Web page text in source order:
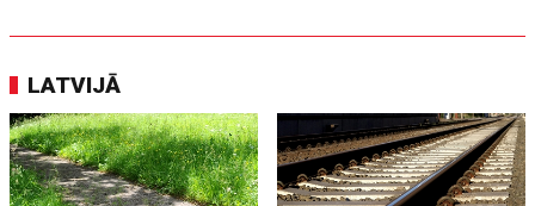
LATVIJĀ